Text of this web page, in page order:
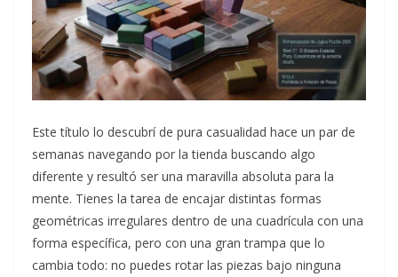
Este título lo descubrí de pura casualidad hace un par de
semanas navegando por la tienda buscando algo
diferente y resultó ser una maravilla absoluta para la
mente. Tienes la tarea de encajar distintas formas
geométricas irregulares dentro de una cuadrícula con una
forma específica, pero con una gran trampa que lo
cambia todo: no puedes rotar las piezas bajo ninguna